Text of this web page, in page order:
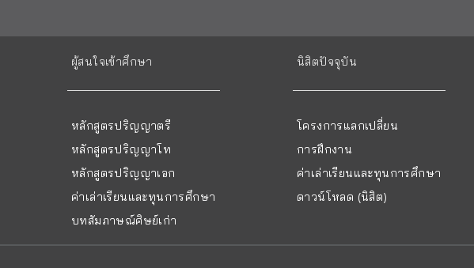
ผู้สนใจเข้าศึกษา
หลักสูตรปริญญาตรี
หลักสูตรปริญญาโท
หลักสูตรปริญญาเอก
ค่าเล่าเรียนและทุนการศึกษา
บทสัมภาษณ์ศิษย์เก่า
นิสิตปัจจุบัน
โครงการแลกเปลี่ยน
การฝึกงาน
ค่าเล่าเรียนและทุนการศึกษา
ดาวน์โหลด (นิสิต)